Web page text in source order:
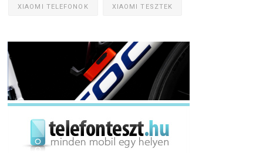
XIAOMI TELEFONOK XIAOMI TESZTEK